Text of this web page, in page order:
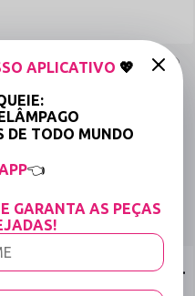
CALCINHA SAIA EM RENDA FIO DENTAL COM LAÇOS - PEGA RAPAZ - PRETO - REF 1392
R$ 53,90
APLICATIVO 💖
DE TODO MUNDO
👈
GARANTA AS PEÇAS